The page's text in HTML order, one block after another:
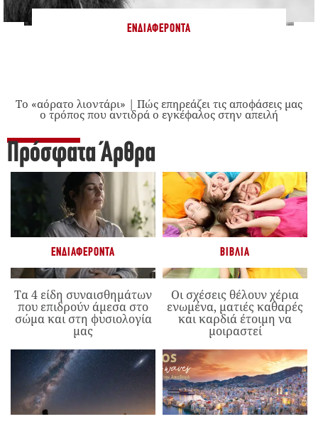
ΕΝΔΙΑΦΈΡΟΝΤΑ
Το «αόρατο λιοντάρι» | Πώς επηρεάζει τις αποφάσεις μας
ο τρόπος που αντιδρά ο εγκέφαλος στην απειλή
Πρόσφατα Άρθρα
ΕΝΔΙΑΦΈΡΟΝΤΑ
Τα 4 είδη συναισθημάτων
που επιδρούν άμεσα στο
σώμα και στη φυσιολογία
μας
ΒΙΒΛΊΑ
Οι σχέσεις θέλουν χέρια
ενωμένα, ματιές καθαρές
και καρδιά έτοιμη να
μοιραστεί